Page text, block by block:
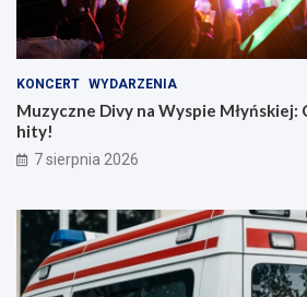
KONCERT WYDARZENIA
Muzyczne Divy na Wyspie Młyńskiej:
hity!
7 sierpnia 2026